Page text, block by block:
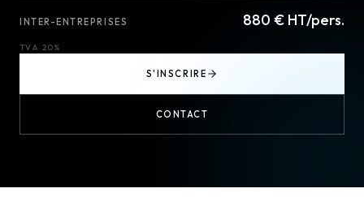
INTER-ENTREPRISES 880 € HT/pers.
TVA 20%
S'INSCRIRE
CONTACT